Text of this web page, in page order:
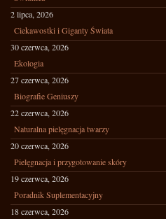
2 lipca, 2026
Ciekawostki i Giganty Świata
30 czerwca, 2026
Ekologia
27 czerwca, 2026
Biografie Geniuszy
22 czerwca, 2026
Naturalna pielęgnacja twarzy
20 czerwca, 2026
Pielęgnacja i przygotowanie skóry
19 czerwca, 2026
Poradnik Suplementacyjny
18 czerwca, 2026